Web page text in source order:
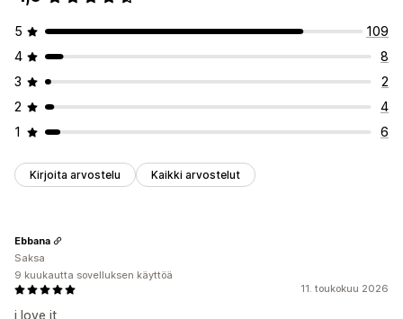
5
109
4
8
3
2
2
4
1
6
Kirjoita arvostelu Kaikki arvostelut
11. toukokuu 2026
i love it
Ebbana
Saksa
9 kuukautta sovelluksen käyttöä